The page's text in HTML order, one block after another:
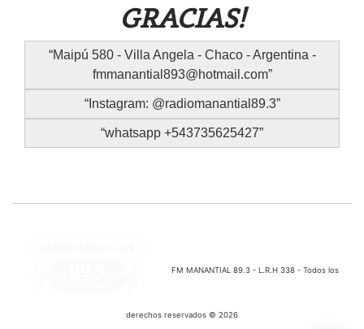
GRACIAS!
Maipú 580 - Villa Angela - Chaco - Argentina -
fmmanantial893@hotmail.com
Instagram: @radiomanantial89.3
whatsapp +543735625427
FM MANANTIAL 89.3 - L.R.H 338 - Todos los
derechos reservados © 2026